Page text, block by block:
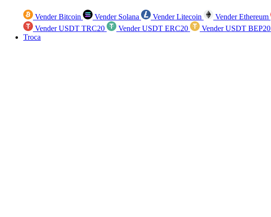
Vender Bitcoin Vender Solana Vender Litecoin Vender Ethereum
Vender USDT TRC20
Vender USDT ERC20 Vender USDT BEP20
Troca